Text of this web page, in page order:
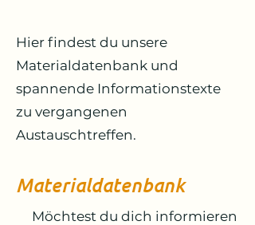
Hier findest du unsere
Materialdatenbank und
spannende Informationstexte
zu vergangenen
Austauschtreffen.
Materialdatenbank
Möchtest du dich informieren